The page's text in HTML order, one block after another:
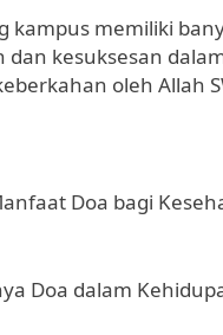
kampus memiliki
kesuksesan
oleh Allah
Doa bagi
Doa dalam